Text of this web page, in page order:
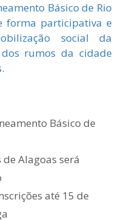
Básico de Rio
forma participativa e
social da
rumos da cidade
Básico de
Alagoas será
até 15 de